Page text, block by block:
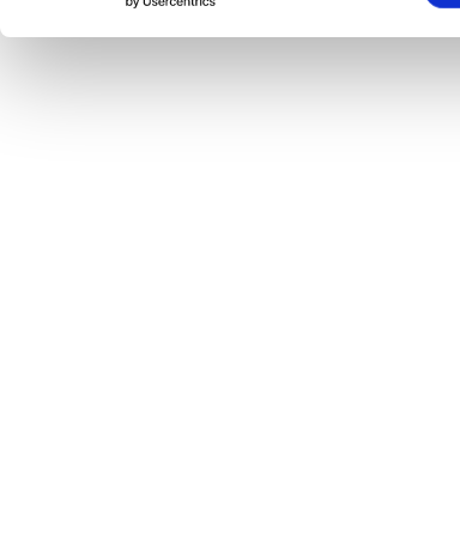
Erfahren Sie
Präferenzen im